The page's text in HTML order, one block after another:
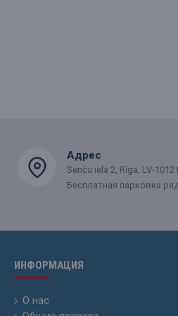
Адрес
Senču iela 2, Rīga, LV-1012
Бесплатная парковка
ИНФОРМАЦИЯ
О нас